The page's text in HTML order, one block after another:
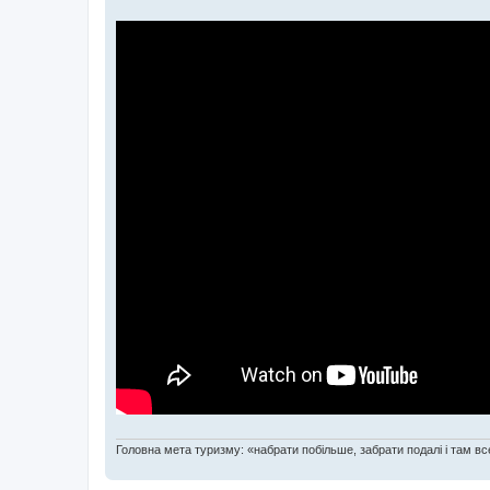
Головна мета туризму: «набрати побільше, забрати подалі і там